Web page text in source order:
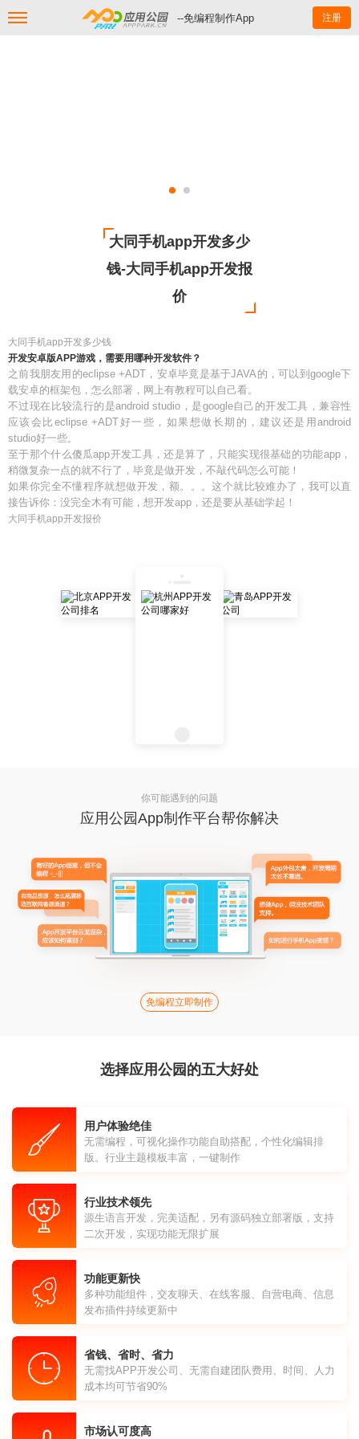
--免编程制作App 注册
大同手机app开发多少
钱-大同手机app开发报
价
大同手机app开发多少钱
开发安卓版APP游戏，需要用哪种开发软件？
之前我朋友用的eclipse +ADT，安卓毕竟是基于JAVA的，可以到google下
载安卓的框架包，怎么部署，网上有教程可以自己看。
不过现在比较流行的是android studio，是google自己的开发工具，兼容性
应该会比eclipse +ADT好一些，如果想做长期的，建议还是用android
studio好一些。
至于那个什么傻瓜app开发工具，还是算了，只能实现很基础的功能app，
稍微复杂一点的就不行了，毕竟是做开发，不敲代码怎么可能！
如果你完全不懂程序就想做开发，额。。。这个就比较难办了，我可以直
接告诉你：没完全木有可能，想开发app，还是要从基础学起！
大同手机app开发报价
你可能遇到的问题
应用公园App制作平台帮你解决
免编程立即制作
选择应用公园的五大好处
用户体验绝佳
无需编程，可视化操作功能自助搭配，个性化编辑排
版。行业主题模板丰富，一键制作
行业技术领先
源生语言开发，完美适配，另有源码独立部署版，支持
二次开发，实现功能无限扩展
功能更新快
多种功能组件，交友聊天、在线客服、自营电商、信息
发布插件持续更新中
省钱、省时、省力
无需找APP开发公司、无需自建团队费用、时间、人力
成本均可节省90%
市场认可度高